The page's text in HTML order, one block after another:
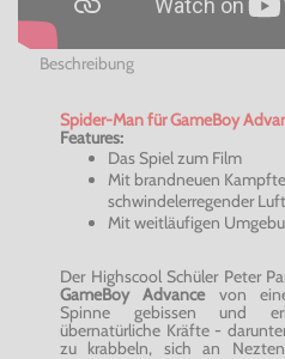
Beschreibung
Spider-Man für GameBoy
Features:
Das Spiel zum Film
Mit brandneuen
schwindelerregender
Mit weitläufigen
Der Highscool Schüler Peter
GameBoy Advance von
Spinne gebissen und
übernatürliche Kräfte -
zu krabbeln, sich an